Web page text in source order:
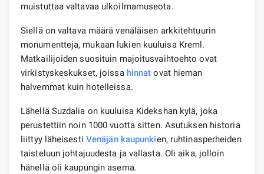
muistuttaa valtavaa ulkoilmamuseota.
Siellä on valtava määrä venäläisen arkkitehtuurin
monumentteja, mukaan lukien kuuluisa Kreml.
Matkailijoiden suosituin majoitusvaihtoehto ovat
virkistyskeskukset, joissa hinnat ovat hieman
halvemmat kuin hotelleissa.
Lähellä Suzdalia on kuuluisa Kidekshan kylä, joka
perustettiin noin 1000 vuotta sitten. Asutuksen historia
liittyy läheisesti Venäjän kaupunkien, ruhtinasperheiden
taisteluun johtajuudesta ja vallasta. Oli aika, jolloin
hänellä oli kaupungin asema.